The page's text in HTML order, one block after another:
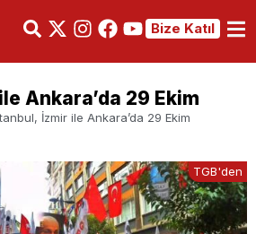
Bize Katıl
Ankara’da 29 Ekim
İzmir ile Ankara’da 29 Ekim
TGB'den